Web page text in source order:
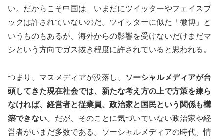
い。だからこそ中国は、いまだにツイッターやフェイスブ
ックは許されていないのだ。ツイッターに似た「微博」と
いうものもあるが、海外からの影響を受けないだけまだマ
シという方向でガス抜き程度に許されていると思われる。
つまり、マスメディアが没落し、
ソーシャルメディアが台
頭してきた現在社会では、新たな考え方の上で方策を練ら
なければ、経営者と従業員、政治家と国民という関係も構
築できない。だが、そのことに気づいていない政治家や経
営者がいまだ多数である。ソーシャルメディアの時代、情